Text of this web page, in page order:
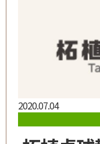
2020.07.04